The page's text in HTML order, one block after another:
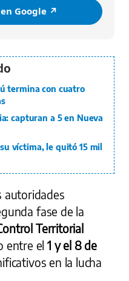
Google ↗️
termina con cuatro
capturan a 5 en Nueva
víctima, le quitó 15 mil
autoridades
fase de la
Territorial
entre el 1 y el 8 de
en la lucha